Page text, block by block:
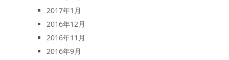
2017年1月
2016年12月
2016年11月
2016年9月